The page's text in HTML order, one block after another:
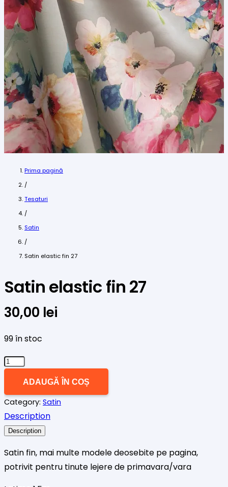
Prima pagină
/
Tesaturi
/
Satin
/
Satin elastic fin 27
Satin elastic fin 27
30,00 lei
99 în stoc
Cantitate
fin
27
ADAUGĂ ÎN COȘ
Category: Satin
Description
Description
Satin fin, mai multe modele deosebite pe pagina,
potrivit pentru tinute lejere de primavara/vara